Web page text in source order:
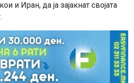
и Иран, да ја зајакнат својата